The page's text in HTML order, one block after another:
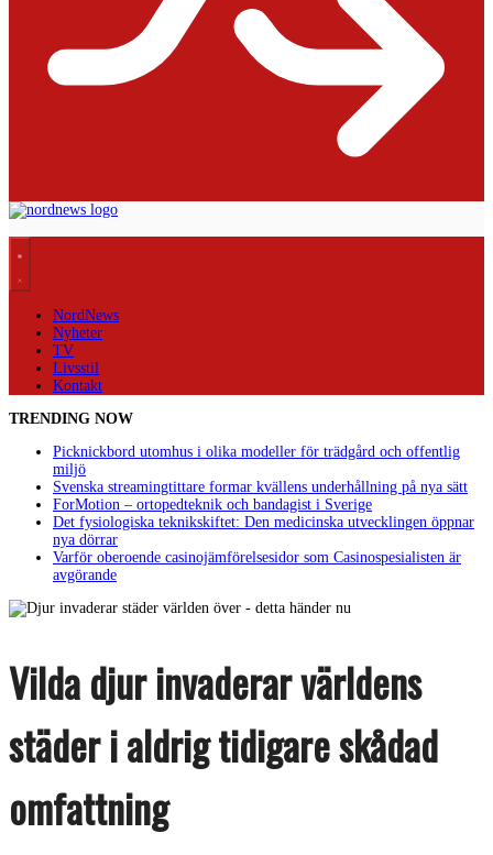
NordNews
Nyheter
TV
Livsstil
Kontakt
TRENDING NOW
Picknickbord utomhus i olika modeller för trädgård och offentlig
miljö
Svenska streamingtittare formar kvällens underhållning på nya sätt
ForMotion – ortopedteknik och bandagist i Sverige
Det fysiologiska teknikskiftet: Den medicinska utvecklingen öppnar
nya dörrar
Varför oberoende casinojämförelsesidor som Casinospesialisten är
avgörande
Vilda djur invaderar världens
städer i aldrig tidigare skådad
omfattning